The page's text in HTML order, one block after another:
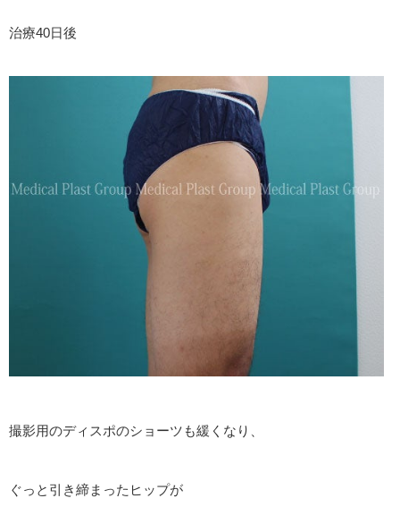
治療40日後
撮影用のディスポのショーツも緩くなり、
ぐっと引き締まったヒップが